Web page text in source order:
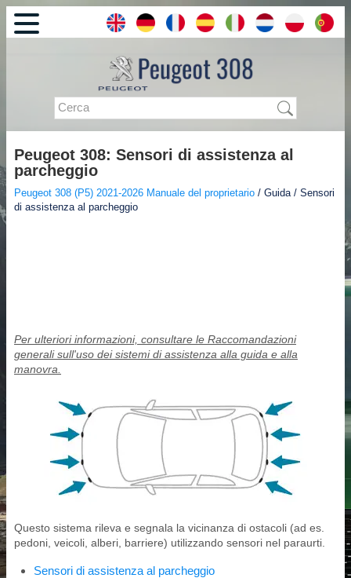
Peugeot 308: Sensori di assistenza al
parcheggio
Peugeot 308 (P5) 2021-2026 Manuale del proprietario / Guida / Sensori
di assistenza al parcheggio
Per ulteriori informazioni, consultare le Raccomandazioni
generali sull'uso dei sistemi di assistenza alla guida e alla
manovra.
Questo sistema rileva e segnala la vicinanza di ostacoli (ad es.
pedoni, veicoli, alberi, barriere) utilizzando sensori nel paraurti.
Sensori di assistenza al parcheggio